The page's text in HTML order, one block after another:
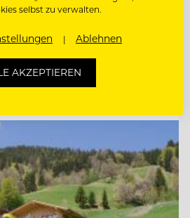
selbst zu verwalten.
Ablehnen
AKZEPTIEREN